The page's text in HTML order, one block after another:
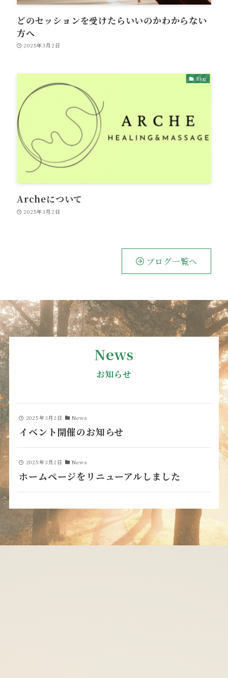
どのセッションを受けたらいいのかわからない
方へ
2025年3月2日
Blog
Archeについて
2025年3月2日
ブログ一覧へ
News
お知らせ
2025年3月2日 News
イベント開催のお知らせ
2025年3月2日 News
ホームページをリニューアルしました